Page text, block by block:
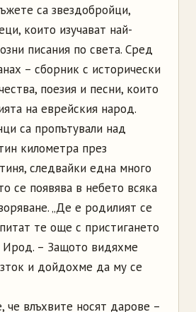
са звездобройци,
които изучават най-
писания по света. Сред
– сборник с исторически
поезия и песни, които
на еврейския народ.
са пропътували над
километра през
следвайки една много
се появява в небето всяка
„Де е родилият се
те още с пристигането
Ирод. – Защото видяхме
и дойдохме да му се
че влъхвите носят дарове –